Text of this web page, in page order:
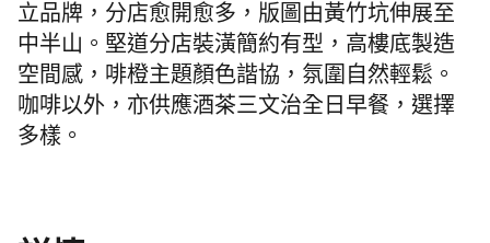
立品牌，分店愈開愈多，版圖由黃竹坑伸展至
中半山。堅道分店裝潢簡約有型，高樓底製造
空間感，啡橙主題顏色諧協，氛圍自然輕鬆。
咖啡以外，亦供應酒茶三文治全日早餐，選擇
多樣。